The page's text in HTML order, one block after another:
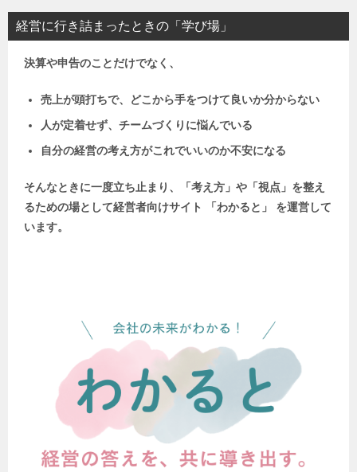
経営に行き詰まったときの「学び場」
決算や申告のことだけでなく、
売上が頭打ちで、どこから手をつけて良いか分からない
人が定着せず、チームづくりに悩んでいる
自分の経営の考え方がこれでいいのか不安になる
そんなときに一度立ち止まり、「考え方」や「視点」を整え
るための場として経営者向けサイト 「わかると」 を運営して
います。